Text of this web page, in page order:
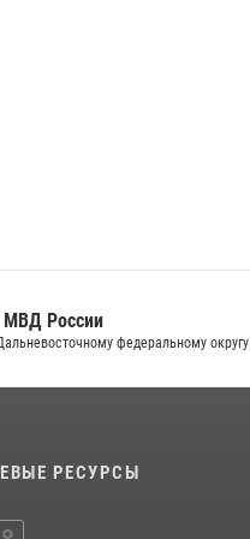
России
федеральному округу
РЕСУРСЫ